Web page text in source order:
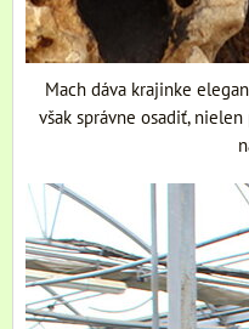
Mach dáva krajinke
však správne osadiť,